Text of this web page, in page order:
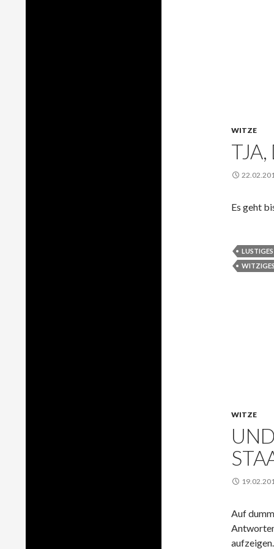
WITZE
Es geht
LUSTIGES
WITZIGES
WITZE
Auf